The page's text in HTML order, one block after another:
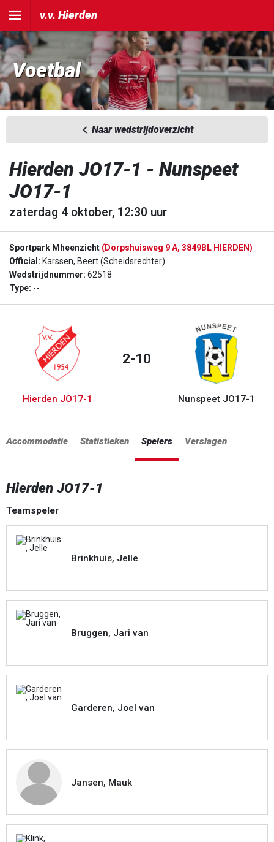
v.v. Hierden
Voetbal
Naar wedstrijdoverzicht
Hierden JO17-1 - Nunspeet
JO17-1
zaterdag 4 oktober, 12:30 uur
Sportpark Mheenzicht (Dorpshuisweg 9 A, 3849BL HIERDEN)
Official: Karssen, Beert (Scheidsrechter)
Wedstrijdnummer: 62518
Type: --
Hierden JO17-1
2-10
Nunspeet JO17-1
Accommodatie Statistieken Spelers Verslagen
Hierden JO17-1
Teamspeler
Brinkhuis, Jelle
Bruggen, Jari van
Garderen, Joel van
Jansen, Mauk